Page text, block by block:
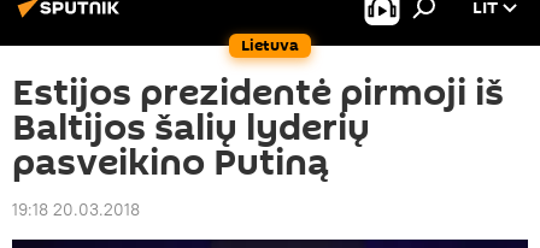
Lietuva
LIT
Estijos prezidentė pirmoji iš
Baltijos šalių lyderių
pasveikino Putiną
19:18 20.03.2018